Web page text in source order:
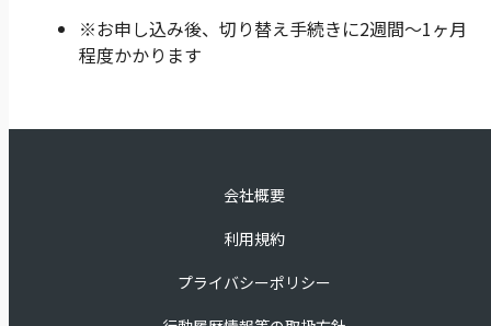
※お申し込み後、切り替え手続きに2週間〜1ヶ月
程度かかります
会社概要
利用規約
プライバシーポリシー